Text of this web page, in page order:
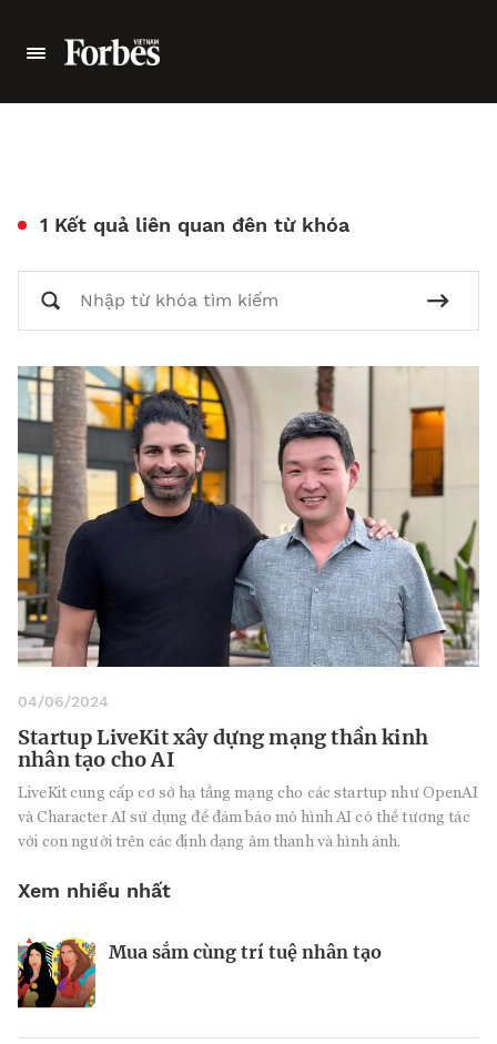
1 Kết quả liên quan đên từ khóa
04/06/2024
Startup LiveKit xây dựng mạng thần kinh
nhân tạo cho AI
LiveKit cung cấp cơ sở hạ tầng mạng cho các startup như OpenAI
và Character AI sử dụng để đảm bảo mô hình AI có thể tương tác
với con người trên các định dạng âm thanh và hình ảnh.
Xem nhiều nhất
Mua sắm cùng trí tuệ nhân tạo
Nhà sáng lập 25 tuổi và tham vọng lật
Kiểm soát bất ổn và bảo vệ sức khỏe